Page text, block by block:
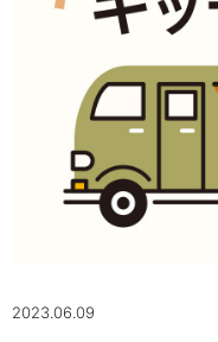
2023.06.09